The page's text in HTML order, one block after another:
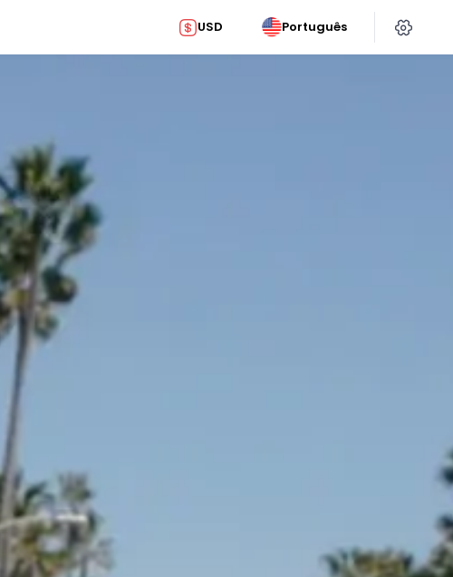
USD Português